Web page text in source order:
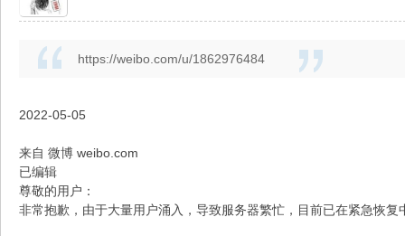
https://weibo.com/u/1862976484
2022-05-05
来自 微博 weibo.com
已编辑
尊敬的用户：
非常抱歉，由于大量用户涌入，导致服务器繁忙，目前已在紧急恢